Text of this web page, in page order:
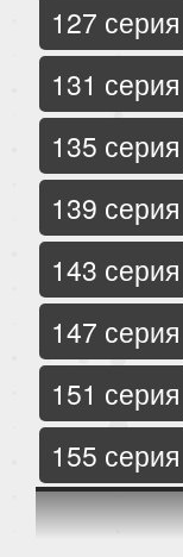
127 серия
131 серия
135 серия
139 серия
143 серия
147 серия
151 серия
155 серия
159 серия